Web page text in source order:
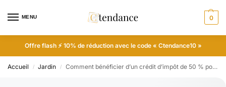
MENU 0
Offre flash ⚡ 10% de réduction avec le code « Ctendance10 »
Accueil / Jardin / Comment bénéficier d’un crédit d’impôt de 50 % pour vos travaux de jardinage : détails et conditions